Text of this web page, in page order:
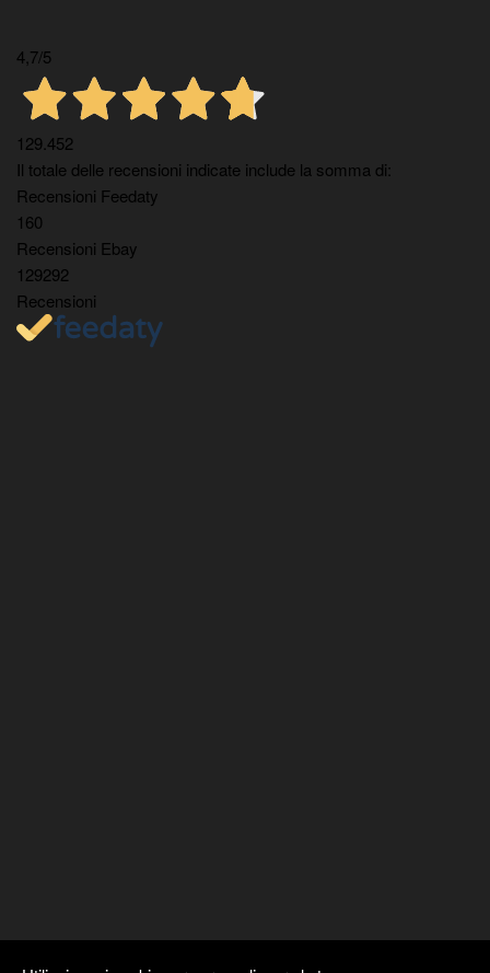
4,7/5
129.452
Il totale delle recensioni indicate include la somma di:
Recensioni Feedaty
160
Recensioni Ebay
129292
Recensioni